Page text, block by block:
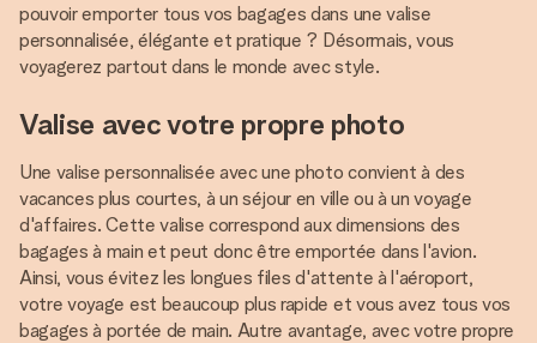
pouvoir emporter tous vos bagages dans une valise
personnalisée, élégante et pratique ? Désormais, vous
voyagerez partout dans le monde avec style.
Valise avec votre propre photo
Une valise personnalisée avec une photo convient à des
vacances plus courtes, à un séjour en ville ou à un voyage
d'affaires. Cette valise correspond aux dimensions des
bagages à main et peut donc être emportée dans l'avion.
Ainsi, vous évitez les longues files d'attente à l'aéroport,
votre voyage est beaucoup plus rapide et vous avez tous vos
bagages à portée de main. Autre avantage, avec votre propre